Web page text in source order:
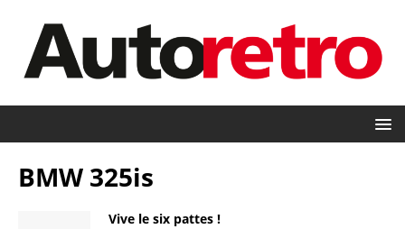
BMW 325is
Vive le six pattes !